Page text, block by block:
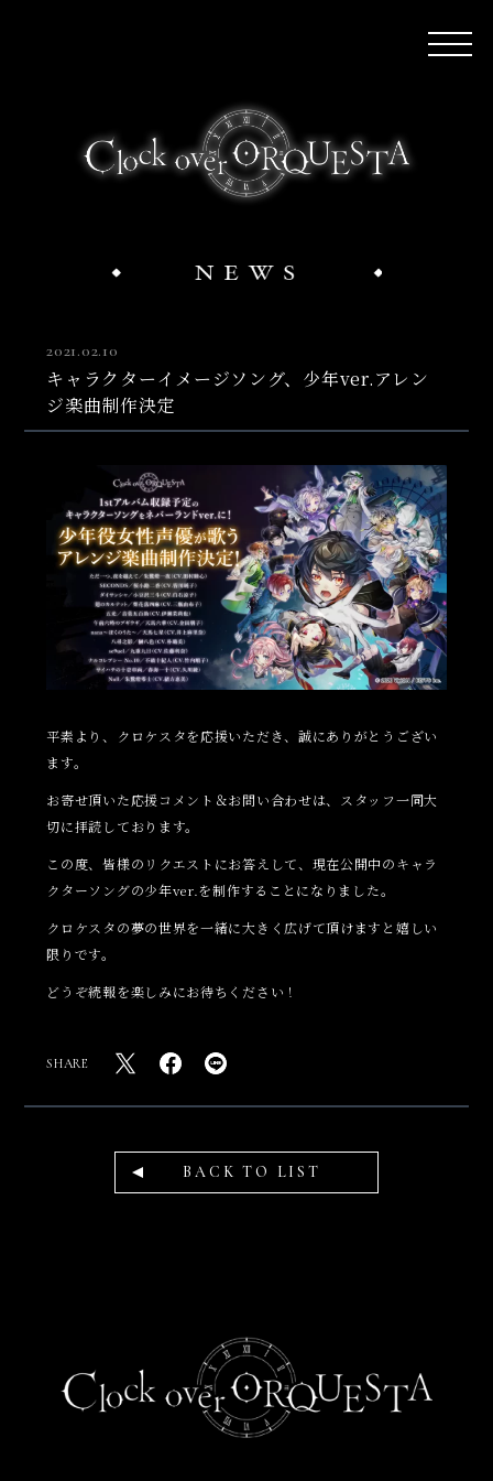
2021.02.10
キャラクターイメージソング、少年ver.アレン
ジ楽曲制作決定
平素より、クロケスタを応援いただき、誠にありがとうござい
ます。
お寄せ頂いた応援コメント＆お問い合わせは、スタッフ一同大
切に拝読しております。
この度、皆様のリクエストにお答えして、現在公開中のキャラ
クターソングの少年ver.を制作することになりました。
クロケスタの夢の世界を一緒に大きく広げて頂けますと嬉しい
限りです。
どうぞ続報を楽しみにお待ちください！
SHARE
BACK TO LIST